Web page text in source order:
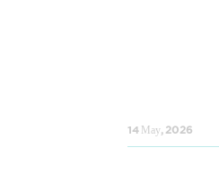
14 May, 2026